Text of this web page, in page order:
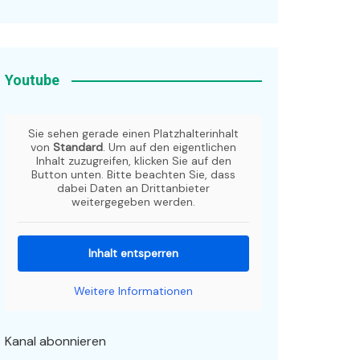
Youtube
Sie sehen gerade einen Platzhalterinhalt
von Standard. Um auf den eigentlichen
Inhalt zuzugreifen, klicken Sie auf den
Button unten. Bitte beachten Sie, dass
dabei Daten an Drittanbieter
weitergegeben werden.
Inhalt entsperren
Weitere Informationen
Kanal abonnieren